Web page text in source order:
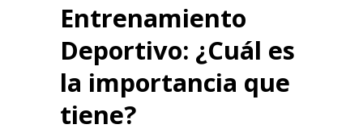
Entrenamiento
Deportivo: ¿Cuál es
la importancia que
tiene?